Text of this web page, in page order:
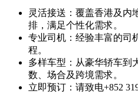
灵活接送：覆盖香港及内
排，满足个性化需求。
专业司机：经验丰富的司
程。
多样车型：从豪华轿车到
数、场合及跨境需求。
立即预订：请致电+852